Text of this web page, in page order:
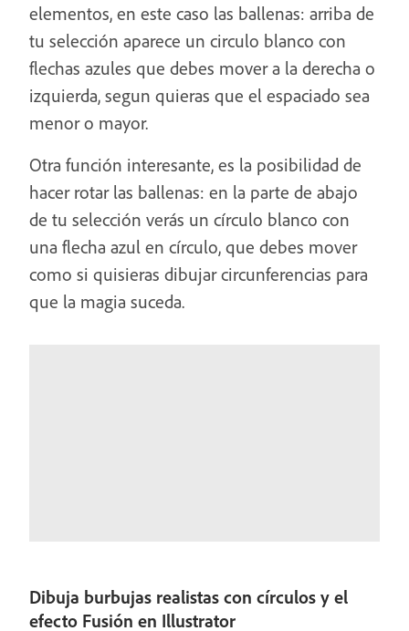
elementos, en este caso las ballenas: arriba de
tu selección aparece un circulo blanco con
flechas azules que debes mover a la derecha o
izquierda, segun quieras que el espaciado sea
menor o mayor.
Otra función interesante, es la posibilidad de
hacer rotar las ballenas: en la parte de abajo
de tu selección verás un círculo blanco con
una flecha azul en círculo, que debes mover
como si quisieras dibujar circunferencias para
que la magia suceda.
Dibuja burbujas realistas con círculos y el
efecto Fusión en Illustrator